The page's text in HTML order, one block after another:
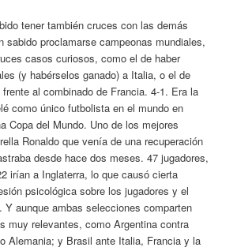
tener también cruces con las demás
sabido proclamarse campeonas mundiales,
casos curiosos, como el de haber
(y habérselos ganado) a Italia, o el de
al combinado de Francia. 4-1. Era la
como único futbolista en el mundo en
Copa del Mundo. Uno de los mejores
Ronaldo que venía de una recuperación
desde hace dos meses. 47 jugadores,
irían a Inglaterra, lo que causó cierta
psicológica sobre los jugadores y el
Y aunque ambas selecciones comparten
muy relevantes, como Argentina contra
Alemania; y Brasil ante Italia, Francia y la